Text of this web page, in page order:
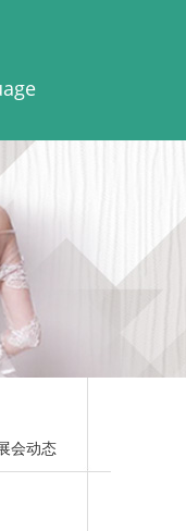
会动态